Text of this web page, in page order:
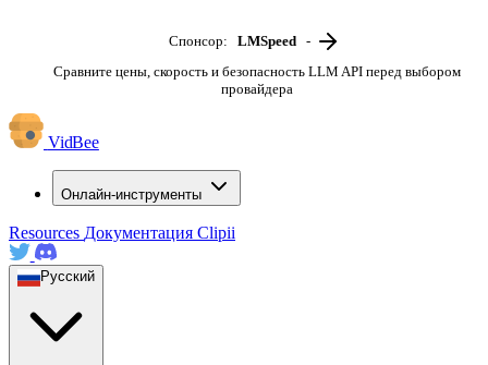
Спонсор: LMSpeed -
Сравните цены, скорость и безопасность LLM API перед выбором
провайдера
VidBee
Онлайн-инструменты
Resources Документация Clipii
Русский